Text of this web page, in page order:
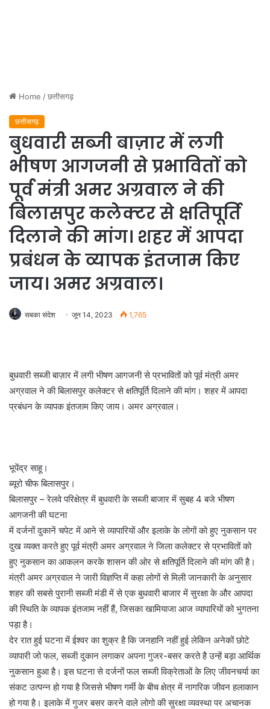
Home /छत्तीसगढ़
छत्तीसगढ़
बुधवारी सब्जी बाज़ार में लगी
भीषण आगजनी से प्रभावितों को
पूर्व मंत्री अमर अग्रवाल ने की
बिलासपुर कलेक्टर से क्षतिपूर्ति
दिलाने की मांग। शहर में आपदा
प्रबंधन के व्यापक इंतजाम किए
जाय। अमर अग्रवाल।
सबका संदेश जून 14, 2023 1,765
बुधवारी सब्जी बाज़ार में लगी भीषण आगजनी से प्रभावितों को पूर्व मंत्री अमर
अग्रवाल ने की बिलासपुर कलेक्टर से क्षतिपूर्ति दिलाने की मांग। शहर में आपदा
प्रबंधन के व्यापक इंतजाम किए जाय। अमर अग्रवाल।
भूपेंद्र साहू।
ब्यूरो चीफ बिलासपुर।
बिलासपुर – रेलवे परिक्षेत्र में बुधवारी के सब्जी बाजार में सुबह 4 बजे भीषण
आगजनी की घटना
में दर्जनों दुकानें चपेट में आने से व्यापारियों और इलाके के लोगों को हुए नुकसान पर
दुख व्यक्त करते हुए पूर्व मंत्री अमर अग्रवाल ने जिला कलेक्टर से प्रभावितों को
हुए नुकसान का आकलन करके शासन की ओर से क्षतिपूर्ति दिलाने की मांग की है।
मंत्री अमर अग्रवाल ने जारी विज्ञप्ति में कहा लोगों से मिली जानकारी के अनुसार
शहर की सबसे पुरानी सब्जी मंडी में से एक बुधवारी बाजार में सुरक्षा के और आपदा
की स्थिति के व्यापक इंतजाम नहीं हैं, जिसका खामियाजा आज व्यापारियों को भुगतना
पड़ा है।
देर रात हुई घटना में ईश्वर का शुक्र है कि जनहानि नहीं हुई लेकिन अनेकों छोटे
व्यापारी जो फल, सब्जी दुकान लगाकर अपना गुजर-बसर करते है उन्हें बड़ा आर्थिक
नुकसान हुआ है। इस घटना से दर्जनों फल सब्जी विक्रेताओं के लिए जीवनचर्या का
संकट उत्पन्न हो गया है जिससे भीषण गर्मी के बीच क्षेत्र में नागरिक जीवन हलाकान
हो गया है। इलाके में गुजर बसर करने वाले लोगो की सुरक्षा व्यवस्था पर अचानक